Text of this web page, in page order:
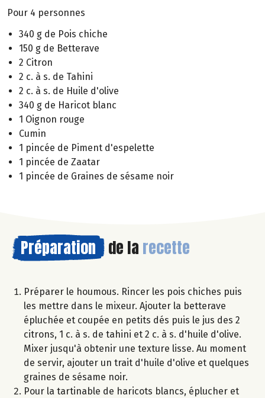
Pour 4 personnes
340 g de Pois chiche
150 g de Betterave
2 Citron
2 c. à s. de Tahini
2 c. à s. de Huile d'olive
340 g de Haricot blanc
1 Oignon rouge
Cumin
1 pincée de Piment d'espelette
1 pincée de Zaatar
1 pincée de Graines de sésame noir
Préparation de la recette
Préparer le houmous. Rincer les pois chiches puis
les mettre dans le mixeur. Ajouter la betterave
épluchée et coupée en petits dés puis le jus des 2
citrons, 1 c. à s. de tahini et 2 c. à s. d'huile d'olive.
Mixer jusqu'à obtenir une texture lisse. Au moment
de servir, ajouter un trait d'huile d'olive et quelques
graines de sésame noir.
Pour la tartinable de haricots blancs, éplucher et